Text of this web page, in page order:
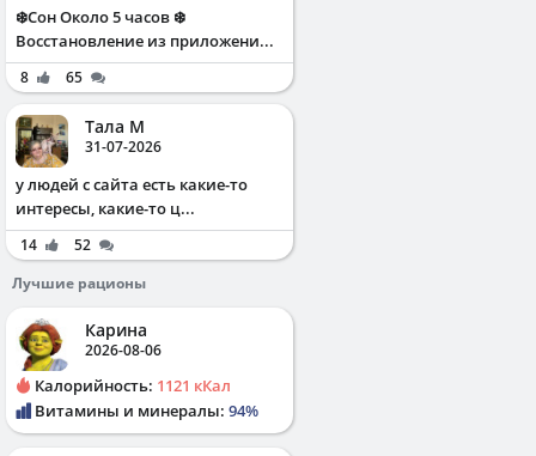
❄️Сон Около 5 часов ❄️
Восстановление из приложени...
8 65
Тала М
31-07-2026
у людей с сайта есть какие-то
интересы, какие-то ц...
14
52
Лучшие рационы
Карина
2026-08-06
Калорийность: 1121 кКал
Витамины и минералы: 94%